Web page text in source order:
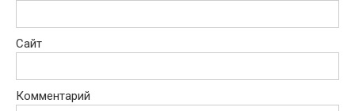
Сайт
Комментарий